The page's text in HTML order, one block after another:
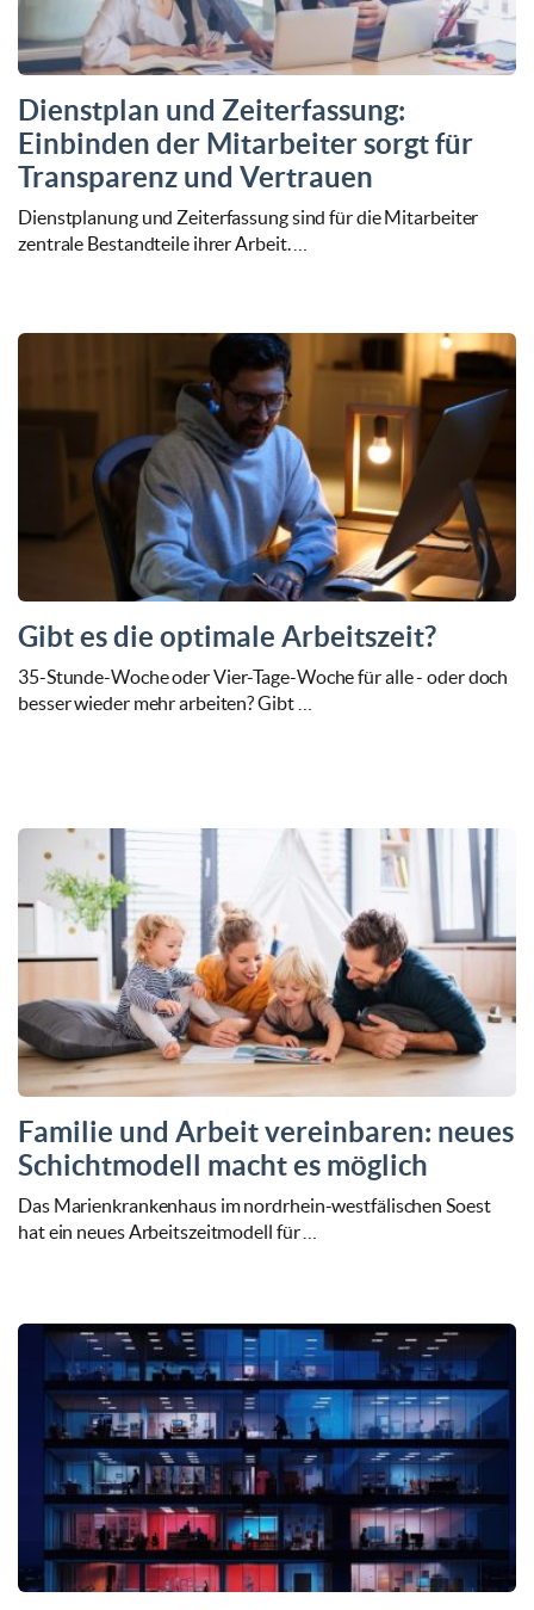
Dienstplan und Zeiterfassung:
Einbinden der Mitarbeiter sorgt für
Transparenz und Vertrauen
Dienstplanung und Zeiterfassung sind für die Mitarbeiter
zentrale Bestandteile ihrer Arbeit. …
Gibt es die optimale Arbeitszeit?
35-Stunde-Woche oder Vier-Tage-Woche für alle - oder doch
besser wieder mehr arbeiten? Gibt …
Familie und Arbeit vereinbaren: neues
Schichtmodell macht es möglich
Das Marienkrankenhaus im nordrhein-westfälischen Soest
hat ein neues Arbeitszeitmodell für …